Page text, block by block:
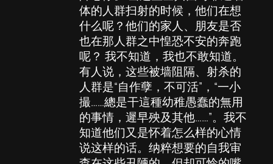
体的人群扫射的时候，他们在想
什么呢？他们的家人、朋友是否
也在那人群之中惶恐不安的奔跑
呢？ 我不知道，我也不敢知道。
有人说，这些被墙阻隔、射杀的
人群是“自作孽，不可活”，“一小
撮……總是干這種幼稚愚蠢的無用
的事情，遲早殃及其他……”。我不
知道他们又是怀着怎么样的心情
说这样的话。纳粹想要的自我审